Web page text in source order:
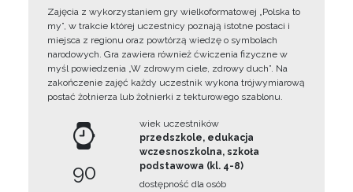
Zajęcia z wykorzystaniem gry wielkoformatowej „Polska to
my”, w trakcie której uczestnicy poznają istotne postaci i
miejsca z regionu oraz powtórzą wiedzę o symbolach
narodowych. Gra zawiera również ćwiczenia fizyczne w
myśl powiedzenia „W zdrowym ciele, zdrowy duch”. Na
zakończenie zajęć każdy uczestnik wykona trójwymiarową
postać żołnierza lub żołnierki z tekturowego szablonu.
90
wiek uczestników
przedszkole, edukacja
wczesnoszkolna, szkoła
podstawowa (kl. 4-8)
dostępność dla osób